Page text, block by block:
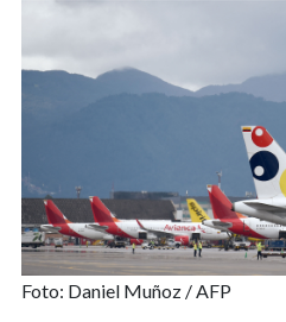
Foto: Daniel Muñoz / AFP